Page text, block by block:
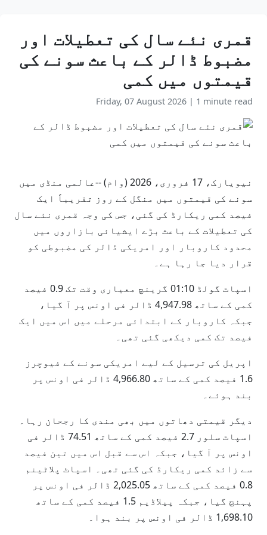
قمری نئے سال کی تعطیلات اور
مضبوط ڈالر کے باعث سونے کی
قیمتوں میں کمی
Friday, 07 August 2026 | 1 minute read
نیویارک، 17 فروری، 2026 (وام) --عالمی منڈی میں
سونے کی قیمتوں میں منگل کے روز تقریباً ایک
فیصد کمی ریکارڈ کی گئی، جس کی وجہ قمری نئے سال
کی تعطیلات کے باعث بڑے ایشیائی بازاروں میں
محدود کاروبار اور امریکی ڈالر کی مضبوطی کو
قرار دیا جا رہا ہے۔
اسپاٹ گولڈ 01:10 گرینچ معیاری وقت تک 0.9 فیصد
کمی کے ساتھ 4,947.98 ڈالر فی اونس پر آ گیا،
جبکہ کاروبار کے ابتدائی مرحلے میں اس میں ایک
فیصد تک کمی دیکھی گئی تھی۔
اپریل کی ترسیل کے لیے امریکی سونے کے فیوچرز
1.6 فیصد کمی کے ساتھ 4,966.80 ڈالر فی اونس پر
بند ہوئے۔
دیگر قیمتی دھاتوں میں بھی مندی کا رجحان رہا۔
اسپاٹ سلور 2.7 فیصد کمی کے ساتھ 74.51 ڈالر فی
اونس پر آ گیا، جبکہ اس سے قبل اس میں تین فیصد
سے زائد کمی ریکارڈ کی گئی تھی۔ اسپاٹ پلاٹینم
0.8 فیصد کمی کے ساتھ 2,025.05 ڈالر فی اونس پر
پہنچ گیا، جبکہ پیلاڈیم 1.5 فیصد کمی کے ساتھ
1,698.10 ڈالر فی اونس پر بند ہوا۔